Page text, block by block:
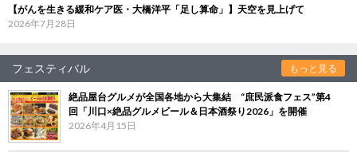
【がんを生きる緩和ケア医・大橋洋平「足し算命」】天空を見上げて
2026年7月28日
フェスティバル もっと見る
絶品屋台グルメが全国各地から大集結 “庶民派食フェス”第4
回「川口×絶品グルメビール＆日本酒祭り2026」を開催
2026年4月15日